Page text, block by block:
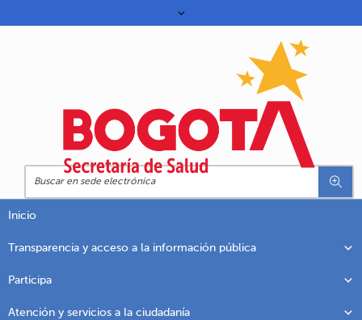
Inicio
Transparencia y acceso a la información pública
Participa
Atención y servicios a la ciudadanía